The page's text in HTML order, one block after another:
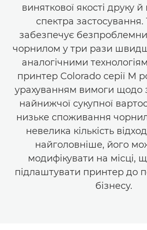
виняткової якості друку
спектра застосування.
забезпечує
чорнилом у три рази
аналогічними
принтер Colorado серії M
урахуванням вимоги щодо
найнижчої сукупної
низьке споживання
невелика кількість
найголовніше, його
модифікувати на місці,
підлаштувати принтер до
бізнесу.